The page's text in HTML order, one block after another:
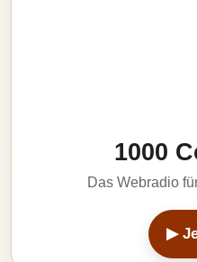
1000
Das Webradio
▶